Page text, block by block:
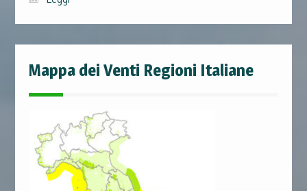
Mappa dei Venti Regioni Italiane